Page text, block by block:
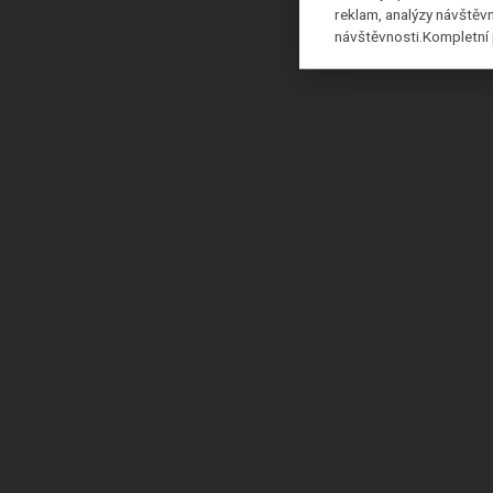
reklam, analýzy
návštěvnosti.Kompletní